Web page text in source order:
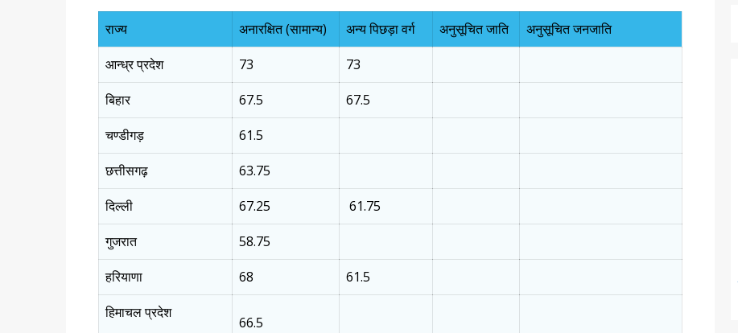
राज्य अनारक्षित (सामान्य) अन्य पिछड़ा वर्ग अनुसूचित जाति
अनुसूचित जनजाति
आन्ध्र प्रदेश
73
73
बिहार
67.5
67.5
चण्डीगड़
61.5
छत्तीसगढ़
63.75
दिल्ली
67.25
61.75
गुजरात
58.75
हरियाणा
68
61.5
हिमाचल प्रदेश
66.5